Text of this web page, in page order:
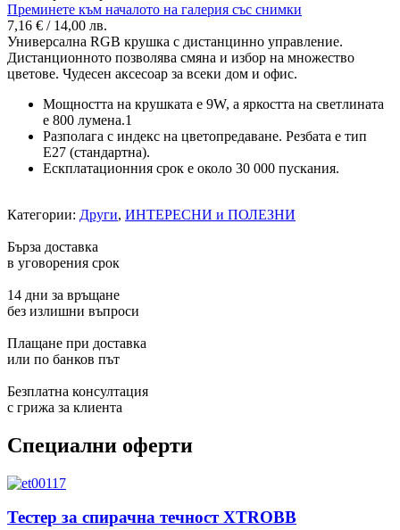
Преминете към началото на галерия със снимки
7,16 € / 14,00 лв.
Универсална RGB крушка с дистанцинно управление.
Дистанционното позволява смяна и избор на множество
цветове. Чудесен аксесоар за всеки дом и офис.
Мощността на крушката е 9W, а яркостта на светлината
е 800 лумена.1
Разполага с индекс на цветопредаване. Резбата е тип
E27 (стандартна).
Ескплатационния срок е около 30 000 пускания.
Категории: Други, ИНТЕРЕСНИ и ПОЛЕЗНИ
Бърза доставка
в уговорения срок
14 дни за връщане
без излишни въпроси
Плащане при доставка
или по банков път
Безплатна консултация
с грижа за клиента
Специални оферти
Тестер за спирачна течност XTROBB